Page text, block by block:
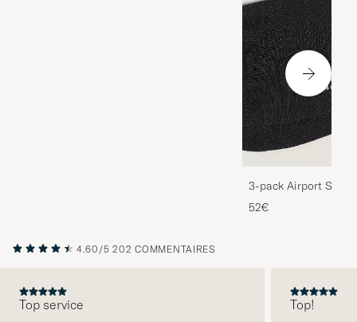
3-pack Airport
Melange
52€
4.60/5 202 COMMENTAIRES
Top service Top!